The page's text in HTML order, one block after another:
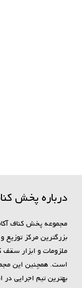
درباره پخش
مجموعه پخش کناف
بزرگترین مرکز توزیع
ملزومات و ابزار سقف
است. همچنین این
بهترین تیم اجرایی